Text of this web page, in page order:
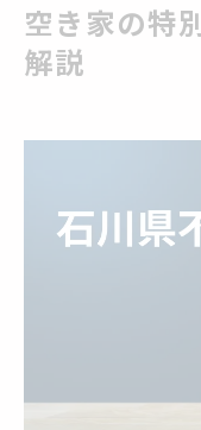
不動産売
相続で得する
適用条件
不動産売
控除活用
不動産売却時
空き家の特
解説